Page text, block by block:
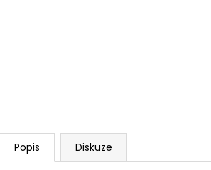
Popis Diskuze